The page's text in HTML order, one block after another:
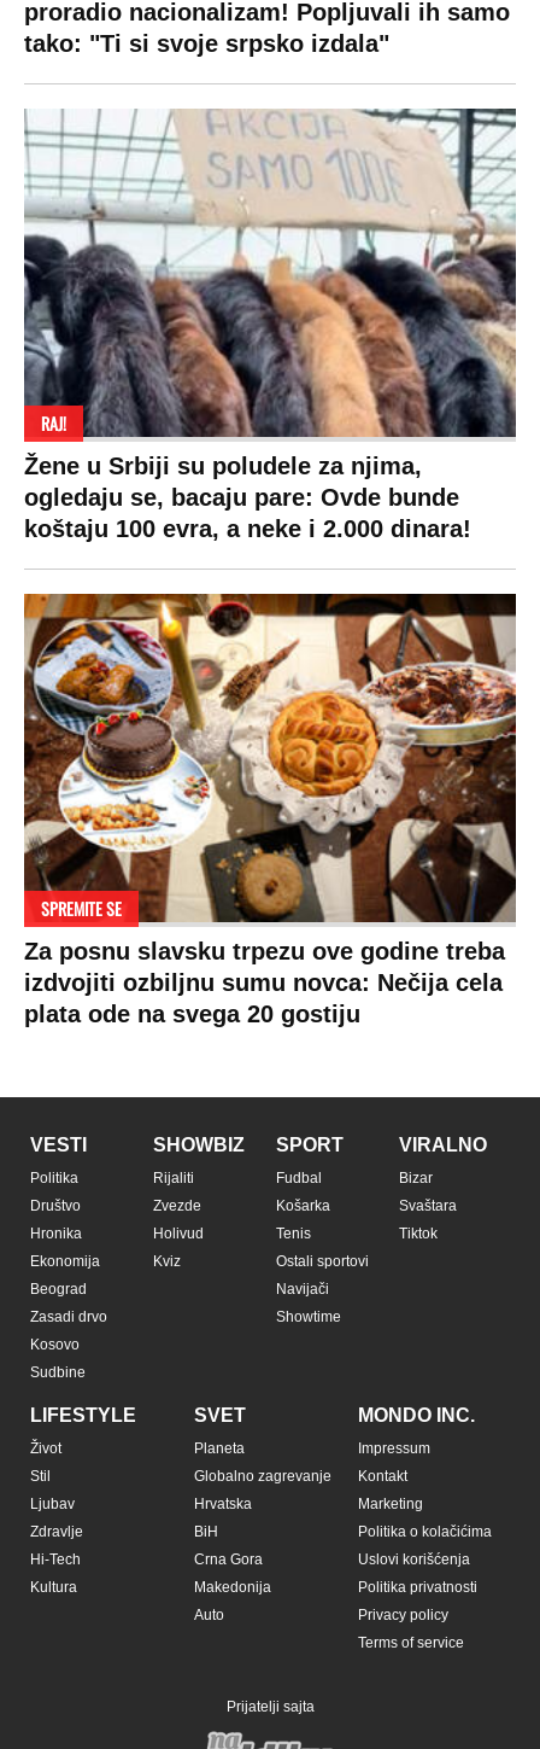
proradio nacionalizam! Popljuvali ih samo
tako: "Ti si svoje srpsko izdala"
RAJ!
Žene u Srbiji su poludele za njima,
ogledaju se, bacaju pare: Ovde bunde
koštaju 100 evra, a neke i 2.000 dinara!
SPREMITE SE
Za posnu slavsku trpezu ove godine treba
izdvojiti ozbiljnu sumu novca: Nečija cela
plata ode na svega 20 gostiju
VESTI
Politika
Društvo
Hronika
Ekonomija
Beograd
Zasadi drvo
Kosovo
Sudbine
SHOWBIZ
Rijaliti
Zvezde
Holivud
Kviz
SPORT
Fudbal
Košarka
Tenis
Ostali sportovi
Navijači
Showtime
VIRALNO
Bizar
Svaštara
Tiktok
LIFESTYLE
Život
Stil
Ljubav
Zdravlje
Hi-Tech
Kultura
SVET
Planeta
Globalno zagrevanje
Hrvatska
BiH
Crna Gora
Makedonija
Auto
MONDO INC.
Impressum
Kontakt
Marketing
Politika o kolačićima
Uslovi korišćenja
Politika privatnosti
Privacy policy
Terms of service
Prijatelji sajta